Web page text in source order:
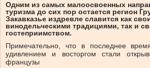
Одним из самых малоосвоенных
туризма до сих пор остается регион
Закавказье издревле славится как
винодельческими традициями, так и
гостеприимством.
Примечательно, что в последнее
удивлением и восторгом стали
французы